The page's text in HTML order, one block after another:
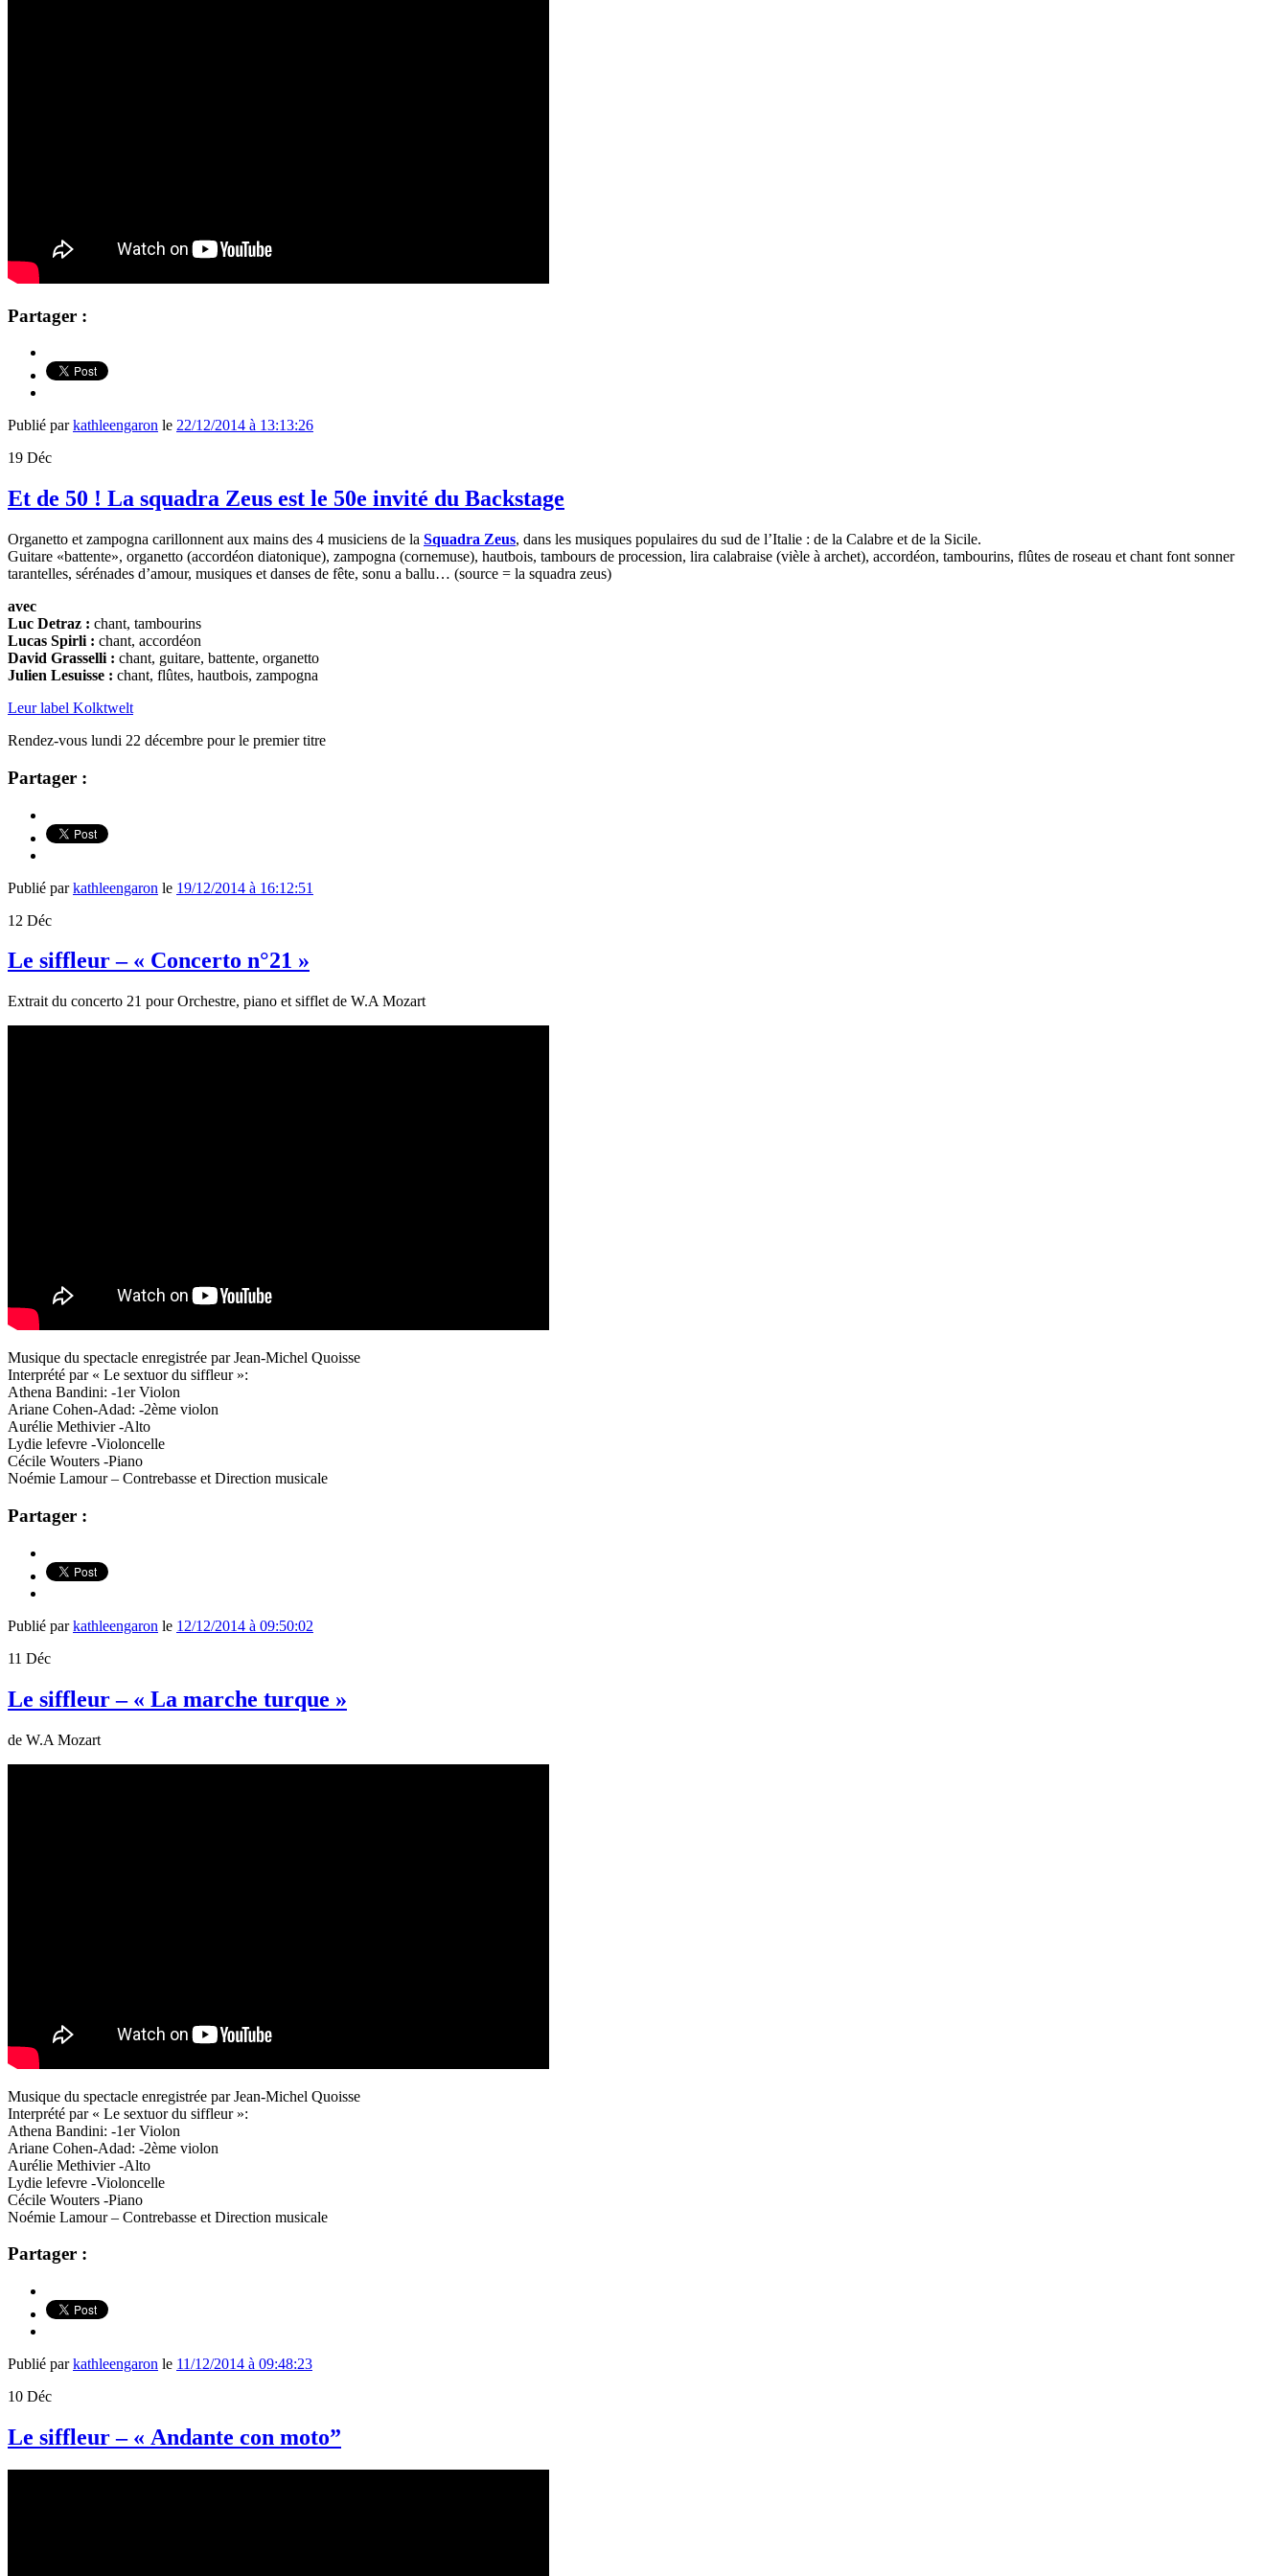
Partager :
Publié parkathleengaron le 22/12/2014 à 13:13:26
19 Déc
Et de 50 ! La squadra Zeus est le 50e invité du Backstage
Organetto et zampogna carillonnent aux mains des 4 musiciens de la Squadra Zeus, dans les musiques populaires du sud de l’Italie : de la Calabre et de la Sicile.
Guitare «battente», organetto (accordéon diatonique), zampogna (cornemuse), hautbois, tambours de procession, lira calabraise (vièle à archet), accordéon, tambourins, flûtes de roseau et chant font sonner
tarantelles, sérénades d’amour, musiques et danses de fête, sonu a ballu… (source = la squadra zeus)
avec
Luc Detraz : chant, tambourins
Lucas Spirli : chant, accordéon
David Grasselli : chant, guitare, battente, organetto
Julien Lesuisse : chant, flûtes, hautbois, zampogna
Leur label Kolktwelt
Rendez-vous lundi 22 décembre pour le premier titre
Partager :
Publié parkathleengaron le 19/12/2014 à 16:12:51
12 Déc
Le siffleur – « Concerto n°21 »
Extrait du concerto 21 pour Orchestre, piano et sifflet de W.A Mozart
Musique du spectacle enregistrée par Jean-Michel Quoisse
Interprété par « Le sextuor du siffleur »:
Athena Bandini: -1er Violon
Ariane Cohen-Adad: -2ème violon
Aurélie Methivier -Alto
Lydie lefevre -Violoncelle
Cécile Wouters -Piano
Noémie Lamour – Contrebasse et Direction musicale
Partager :
Publié parkathleengaron le 12/12/2014 à 09:50:02
11 Déc
Le siffleur – « La marche turque »
de W.A Mozart
Musique du spectacle enregistrée par Jean-Michel Quoisse
Interprété par « Le sextuor du siffleur »:
Athena Bandini: -1er Violon
Ariane Cohen-Adad: -2ème violon
Aurélie Methivier -Alto
Lydie lefevre -Violoncelle
Cécile Wouters -Piano
Noémie Lamour – Contrebasse et Direction musicale
Partager :
Publié parkathleengaron le 11/12/2014 à 09:48:23
10 Déc
Le siffleur – « Andante con moto”